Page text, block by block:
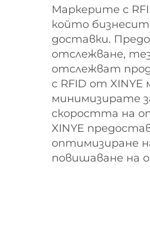
Маркерите с
който
доставки.
отслежване,
отслежват
с RFID от
минимизирате
скоростта на
XINYE
оптимизиране
повишаване на